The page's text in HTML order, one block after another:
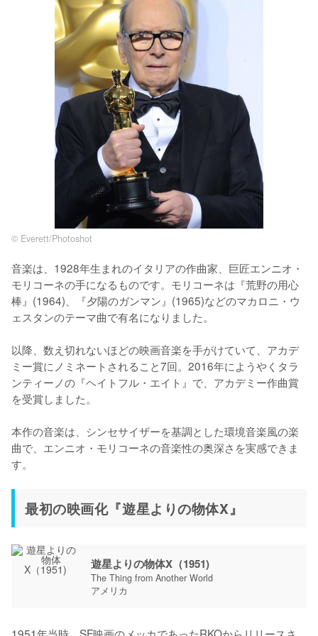
© Everett/Photoshot
音楽は、1928年生まれのイタリアの作曲家、巨匠エンニオ・
モリコーネの手になるものです。モリコーネは『荒野の用心
棒』(1964)、『夕陽のガンマン』(1965)などのマカロニ・ウ
ェスタンのテーマ曲で有名になりました。
以降、数え切れないほどの映画音楽を手がけていて、アカデ
ミー賞にノミネートされること7回。2016年にようやくタラ
ンティーノの『ヘイトフル・エイト』で、アカデミー作曲賞
を受賞しました。
本作の音楽は、シンセサイザーを基調とした環境音楽風の楽
曲で、エンニオ・モリコーネの音楽性の奥深さを実感できま
す。
最初の映画化『遊星よりの物体X』
遊星よりの物体X（1951)
The Thing from Another World
アメリカ